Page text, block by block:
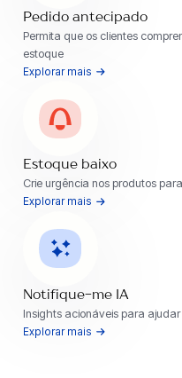
Pedido antecipado
Permita que os clientes
estoque
Explorar mais
Estoque baixo
Crie urgência nos produtos
Explorar mais
Notifique-me IA
Insights acionáveis ​​para
Explorar mais